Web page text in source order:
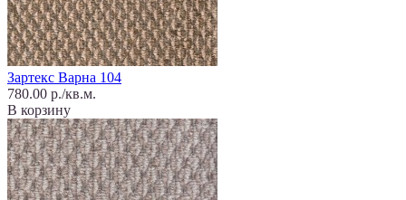
Зартекс Варна 104
780.00 р./кв.м.
В корзину